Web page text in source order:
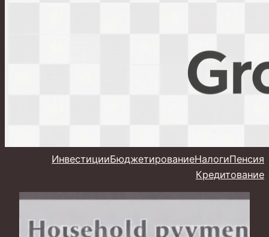
ИнвестицииБюджетированиеНалогиПенсия
Кредитование